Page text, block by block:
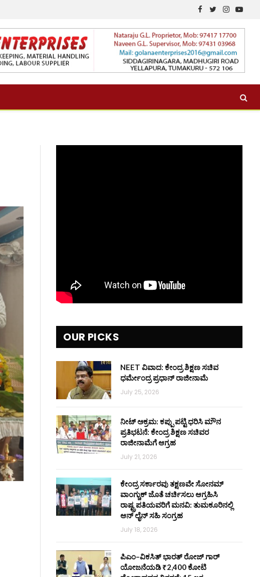
Facebook
TwitterInstagram
OUR PICKS
NEET ವಿವಾದ: ಕೇಂದ್ರ ಶಿಕ್ಷಣ ಸಚಿವ
ಧರ್ಮೇಂದ್ರ ಪ್ರಧಾನ್ ರಾಜೀನಾಮೆ
July 25, 2026
ನೀಟ್ ಅಕ್ರಮ: ಕಪ್ಪು ಪಟ್ಟಿ ಧರಿಸಿ ಮೌನ
ಪ್ರತಿಭಟನೆ: ಕೇಂದ್ರ ಶಿಕ್ಷಣ ಸಚಿವರ
ರಾಜೀನಾಮೆಗೆ ಆಗ್ರಹ
July 21, 2026
ಕೇಂದ್ರ ಸರ್ಕಾರವು ತಕ್ಷಣವೇ ಸೋನಮ್
ವಾಂಗ್ಚುಕ್ ಜೊತೆ ಚರ್ಚಿಸಲು ಆಗ್ರಹಿಸಿ
ರಾಷ್ಟ್ರಪತಿಯವರಿಗೆ ಮನವಿ: ತುಮಕೂರಿನಲ್ಲಿ
ಆನ್‌ ಲೈನ್ ಸಹಿ ಸಂಗ್ರಹ
July 18, 2026
ಪಿಎಂ–ವಿಕಸಿತ್ ಭಾರತ್ ರೋಜ್‌ ಗಾರ್
ಯೋಜನೆಯಡಿ ₹2,400 ಕೋಟಿ